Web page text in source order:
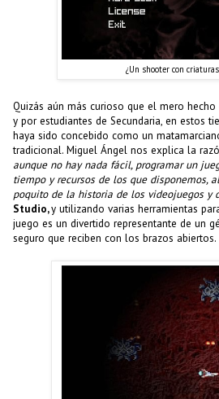
¿Un shooter con
Quizás aún más curioso que el mero
y por estudiantes de Secundaria, en estos
haya sido concebido como un
tradicional. Miguel Ángel nos explica la
aunque no hay nada fácil, programar un
tiempo y recursos de los que disponemos,
poquito de la historia de los videojuegos y
Studio,y utilizando varias herramientas
juego es un divertido representante de un
seguro que reciben con los brazos abiertos.